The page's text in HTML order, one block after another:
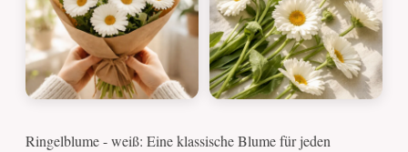
Ringelblume - weiß: Eine klassische Blume für jeden